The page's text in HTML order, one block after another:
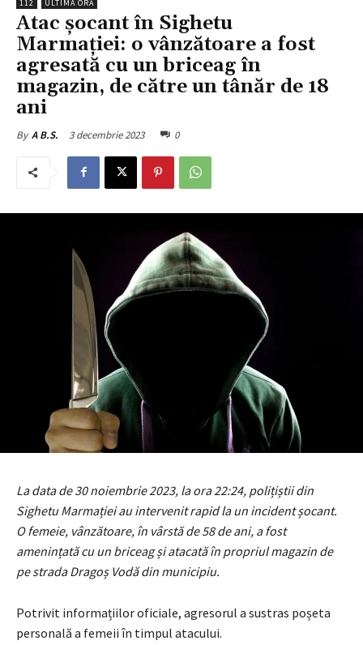
112 ULTIMA ORĂ
Atac șocant în Sighetu
Marmației: o vânzătoare a fost
agresată cu un briceag în
magazin, de către un tânăr de 18
ani
By A B.S. 3 decembrie 2023 0
La data de 30 noiembrie 2023, la ora 22:24, polițiștii din
Sighetu Marmației au intervenit rapid la un incident șocant.
O femeie, vânzătoare, în vârstă de 58 de ani, a fost
amenințată cu un briceag și atacată în propriul magazin de
pe strada Dragoș Vodă din municipiu.
Potrivit informațiilor oficiale, agresorul a sustras poșeta
personală a femeii în timpul atacului.